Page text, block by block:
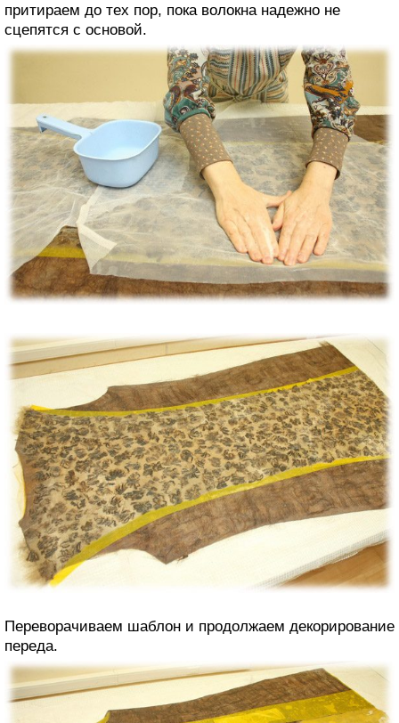
притираем до тех пор, пока волокна надежно не
сцепятся с основой.
Переворачиваем шаблон и продолжаем декорирование
переда.